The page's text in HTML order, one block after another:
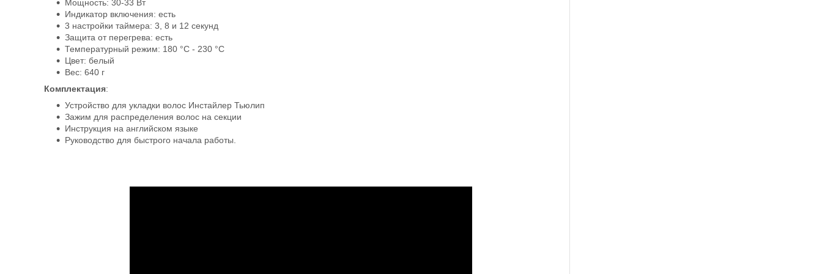
Мощность: 30-33 Вт
Индикатор включения: есть
3 настройки таймера: 3, 8 и 12 секунд
Защита от перегрева: есть
Температурный режим: 180 °C - 230 °C
Цвет: белый
Вес: 640 г
Комплектация:
Устройство для укладки волос Инстайлер Тьюлип
Зажим для распределения волос на секции
Инструкция на английском языке
Руководство для быстрого начала работы.